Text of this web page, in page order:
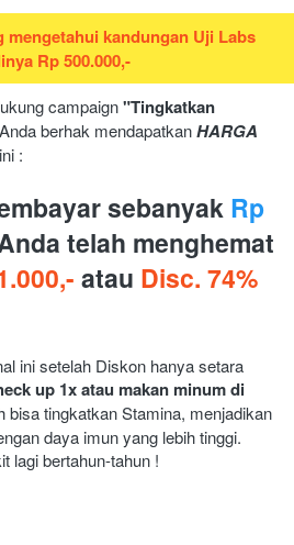
mengetahui kandungan Uji Labs
Rp 500.000,-
campaign "Tingkatkan
berhak mendapatkan HARGA
:
sebanyak Rp
telah menghemat
atau
ini setelah Diskon hanya setara
up 1x atau makan minum di
bisa tingkatkan Stamina, menjadikan
daya imun yang lebih tinggi.
lagi bertahun-tahun !